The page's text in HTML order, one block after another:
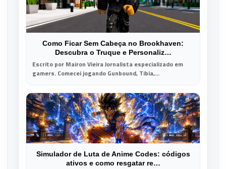
Como Ficar Sem Cabeça no Brookhaven:
Descubra o Truque e Personaliz…
Escrito por Mairon Vieira Jornalista especializado em
gamers. Comecei jogando Gunbound, Tibia,...
Simulador de Luta de Anime Codes: códigos
ativos e como resgatar re…